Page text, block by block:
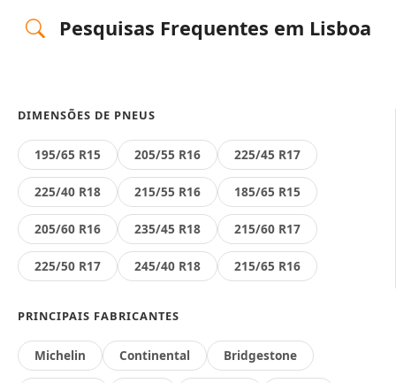
Pesquisas Frequentes em Lisboa
DIMENSÕES DE PNEUS
195/65 R15 205/55 R16 225/45 R17
225/40 R18 215/55 R16 185/65 R15
205/60 R16 235/45 R18 215/60 R17
225/50 R17 245/40 R18 215/65 R16
PRINCIPAIS FABRICANTES
Michelin Continental Bridgestone